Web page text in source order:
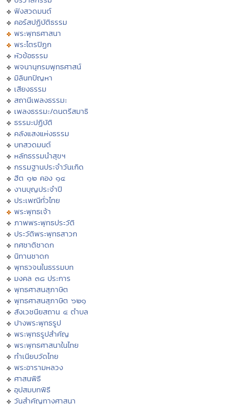
ฟังสวดมนต์
คอร์สปฏิบัติธรรม
พระพุทธศาสนา
พระไตรปิฏก
หัวข้อธรรม
พจนานุกรมพุทธศาสน์
มิลินทปัญหา
เสียงธรรม
สถานีเพลงธรรมะ
เพลงธรรมะ/ดนตรีสมาธิ
ธรรมะปฏิบัติ
คลังแสงแห่งธรรม
บทสวดมนต์
หลักธรรมนำสุขฯ
กรรมฐานประจำวันเกิด
ฮีต ๑๒ คอง ๑๔
งานบุญประจำปี
ประเพณีทั่วไทย
พระพุทธเจ้า
ภาพพระพุทธประวัติ
ประวัติพระพุทธสาวก
ทศชาติชาดก
นิทานชาดก
พุทธวจนในธรรมบท
มงคล ๓๘ ประการ
พุทธศาสนสุภาษิต
พุทธศาสนสุภาษิต ๖๒๑
สังเวชนียสถาน ๔ ตำบล
ปางพระพุทธรูป
พระพุทธรูปสำคัญ
พระพุทธศาสนาในไทย
ทำเนียบวัดไทย
พระอารามหลวง
ศาสนพิธี
อุปสมบทพิธี
วันสำคัญทางศาสนา